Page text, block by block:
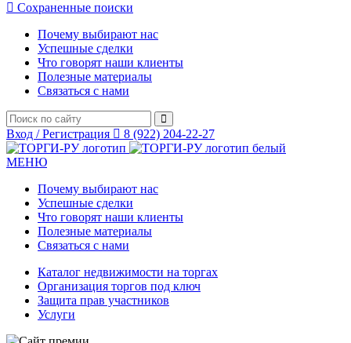
Сохраненные поиски
Почему выбирают нас
Успешные сделки
Что говорят наши клиенты
Полезные материалы
Связаться с нами
Вход / Регистрация 8 (922) 204-22-27
МЕНЮ
Почему выбирают нас
Успешные сделки
Что говорят наши клиенты
Полезные материалы
Связаться с нами
Каталог недвижимости на торгах
Организация торгов под ключ
Защита прав участников
Услуги